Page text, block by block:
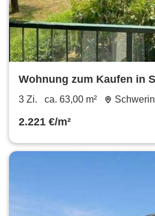
Wohnung zum Kaufen in
63 m²
3 Zi. ca. 63,00 m²
2.221 €/m²